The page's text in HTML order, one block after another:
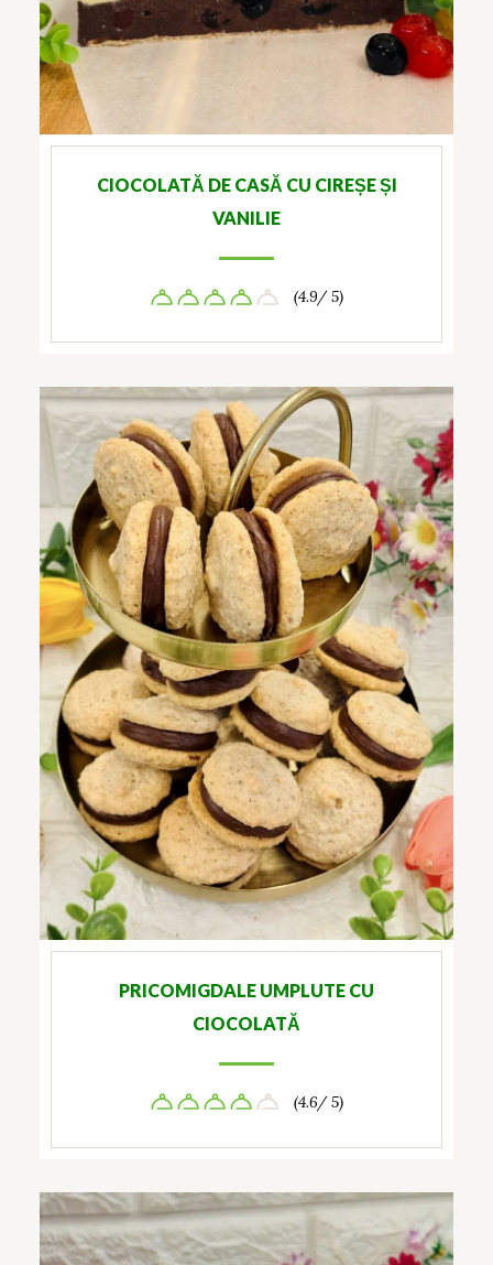
CIOCOLATĂ DE CASĂ CU CIREȘE ȘI
VANILIE
(4.9/ 5)
PRICOMIGDALE UMPLUTE CU
CIOCOLATĂ
(4.6/ 5)